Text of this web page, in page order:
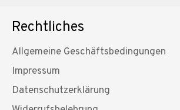
Rechtliches
Allgemeine Geschäftsbedingungen
Impressum
Datenschutzerklärung